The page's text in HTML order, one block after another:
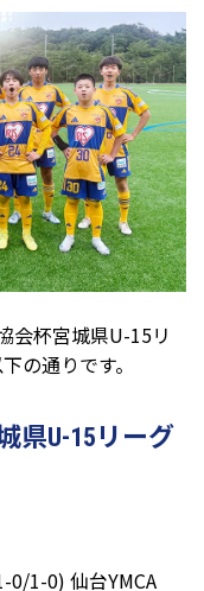
会杯宮城県U-15リ
の通りです。
県U-15リーグ
1-0) 仙台YMCA